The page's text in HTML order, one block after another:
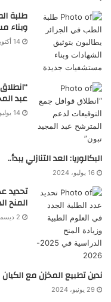
طلبة
وبناء
14 أكتوبر، 2024
عبد
14 يوليو، 2024
البكالوريا: العد التنازلي يبدأ..
16 يوليو، 2024
تحديد
المنح
2 ديسمبر، 2024
ندين تطبيع المخزن مع
29 يونيو، 2024